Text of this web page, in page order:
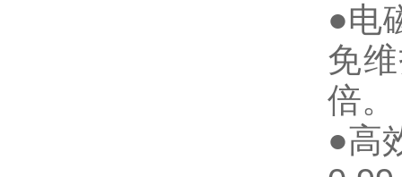
●电
免
倍。
●高